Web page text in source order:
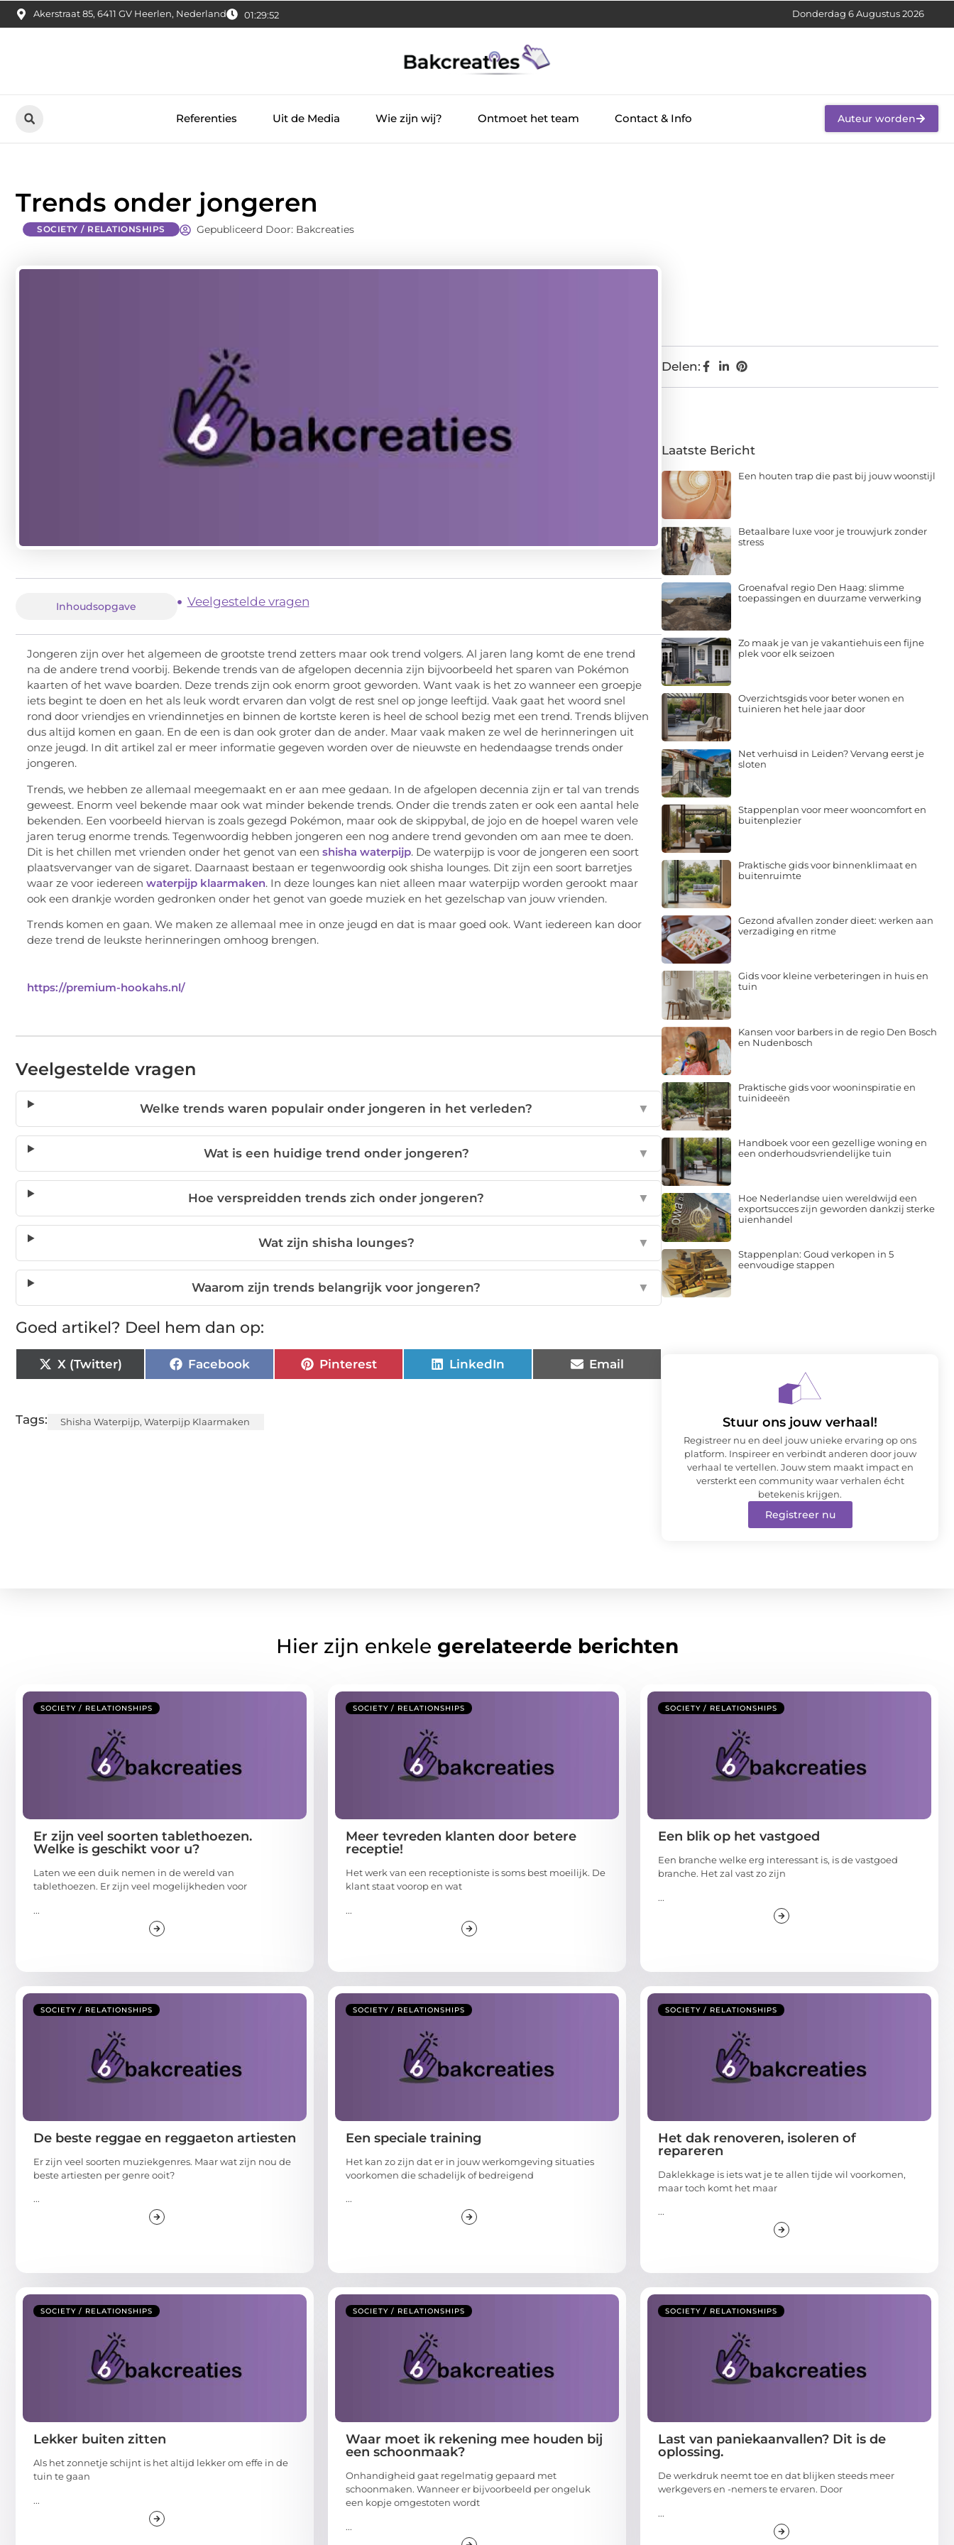
Akerstraat 85, 6411 GV Heerlen, Nederland 01:29:53 Donderdag 6 Augustus 2026
Referenties Uit de Media Wie zijn wij? Ontmoet het team Contact & Info Auteur worden
Trends onder jongeren
SOCIETY / RELATIONSHIPS Gepubliceerd Door: Bakcreaties
Inhoudsopgave Veelgestelde vragen
Jongeren zijn over het algemeen de grootste trend zetters maar ook trend volgers. Al jaren lang komt de ene trend
na de andere trend voorbij. Bekende trends van de afgelopen decennia zijn bijvoorbeeld het sparen van Pokémon
kaarten of het wave boarden. Deze trends zijn ook enorm groot geworden. Want vaak is het zo wanneer een groepje
iets begint te doen en het als leuk wordt ervaren dan volgt de rest snel op jonge leeftijd. Vaak gaat het woord snel
rond door vriendjes en vriendinnetjes en binnen de kortste keren is heel de school bezig met een trend. Trends blijven
dus altijd komen en gaan. En de een is dan ook groter dan de ander. Maar vaak maken ze wel de herinneringen uit
onze jeugd. In dit artikel zal er meer informatie gegeven worden over de nieuwste en hedendaagse trends onder
jongeren.
Trends, we hebben ze allemaal meegemaakt en er aan mee gedaan. In de afgelopen decennia zijn er tal van trends
geweest. Enorm veel bekende maar ook wat minder bekende trends. Onder die trends zaten er ook een aantal hele
bekenden. Een voorbeeld hiervan is zoals gezegd Pokémon, maar ook de skippybal, de jojo en de hoepel waren vele
jaren terug enorme trends. Tegenwoordig hebben jongeren een nog andere trend gevonden om aan mee te doen.
Dit is het chillen met vrienden onder het genot van een shisha waterpijp. De waterpijp is voor de jongeren een soort
plaatsvervanger van de sigaret. Daarnaast bestaan er tegenwoordig ook shisha lounges. Dit zijn een soort barretjes
waar ze voor iedereen waterpijp klaarmaken. In deze lounges kan niet alleen maar waterpijp worden gerookt maar
ook een drankje worden gedronken onder het genot van goede muziek en het gezelschap van jouw vrienden.
Trends komen en gaan. We maken ze allemaal mee in onze jeugd en dat is maar goed ook. Want iedereen kan door
deze trend de leukste herinneringen omhoog brengen.
https://premium-hookahs.nl/
Veelgestelde vragen
Welke trends waren populair onder jongeren in het verleden? ▼
Wat is een huidige trend onder jongeren? ▼
Hoe verspreidden trends zich onder jongeren? ▼
Wat zijn shisha lounges? ▼
Waarom zijn trends belangrijk voor jongeren? ▼
Goed artikel? Deel hem dan op:
X (Twitter) Facebook Pinterest LinkedIn Email
Tags: Shisha Waterpijp, Waterpijp Klaarmaken
Delen:
Laatste Bericht
Een houten trap die past bij jouw woonstijl
Betaalbare luxe voor je trouwjurk zonder
stress
Groenafval regio Den Haag: slimme
toepassingen en duurzame verwerking
Zo maak je van je vakantiehuis een fijne
plek voor elk seizoen
Overzichtsgids voor beter wonen en
tuinieren het hele jaar door
Net verhuisd in Leiden? Vervang eerst je
sloten
Stappenplan voor meer wooncomfort en
buitenplezier
Praktische gids voor binnenklimaat en
buitenruimte
Gezond afvallen zonder dieet: werken aan
verzadiging en ritme
Gids voor kleine verbeteringen in huis en
tuin
Kansen voor barbers in de regio Den Bosch
en Nudenbosch
Praktische gids voor wooninspiratie en
tuinideeën
Handboek voor een gezellige woning en
een onderhoudsvriendelijke tuin
Hoe Nederlandse uien wereldwijd een
exportsucces zijn geworden dankzij sterke
uienhandel
Stappenplan: Goud verkopen in 5
eenvoudige stappen
Stuur ons jouw verhaal!
Registreer nu en deel jouw unieke ervaring op ons
platform. Inspireer en verbindt anderen door jouw
verhaal te vertellen. Jouw stem maakt impact en
versterkt een community waar verhalen écht
betekenis krijgen.
Registreer nu
Hier zijn enkele gerelateerde berichten
SOCIETY / RELATIONSHIPS
Er zijn veel soorten tablethoezen.
Welke is geschikt voor u?
Laten we een duik nemen in de wereld van
tablethoezen. Er zijn veel mogelijkheden voor
...
SOCIETY / RELATIONSHIPS
Meer tevreden klanten door betere
receptie!
Het werk van een receptioniste is soms best moeilijk. De
klant staat voorop en wat
...
SOCIETY / RELATIONSHIPS
Een blik op het vastgoed
Een branche welke erg interessant is, is de vastgoed
branche. Het zal vast zo zijn
...
SOCIETY / RELATIONSHIPS
De beste reggae en reggaeton artiesten
Er zijn veel soorten muziekgenres. Maar wat zijn nou de
beste artiesten per genre ooit?
...
SOCIETY / RELATIONSHIPS
Een speciale training
Het kan zo zijn dat er in jouw werkomgeving situaties
voorkomen die schadelijk of bedreigend
...
SOCIETY / RELATIONSHIPS
Het dak renoveren, isoleren of
repareren
Daklekkage is iets wat je te allen tijde wil voorkomen,
maar toch komt het maar
...
SOCIETY / RELATIONSHIPS
Lekker buiten zitten
Als het zonnetje schijnt is het altijd lekker om effe in de
tuin te gaan
...
SOCIETY / RELATIONSHIPS
Waar moet ik rekening mee houden bij
een schoonmaak?
Onhandigheid gaat regelmatig gepaard met
schoonmaken. Wanneer er bijvoorbeeld per ongeluk
een kopje omgestoten wordt
...
SOCIETY / RELATIONSHIPS
Last van paniekaanvallen? Dit is de
oplossing.
De werkdruk neemt toe en dat blijken steeds meer
werkgevers en -nemers te ervaren. Door
...